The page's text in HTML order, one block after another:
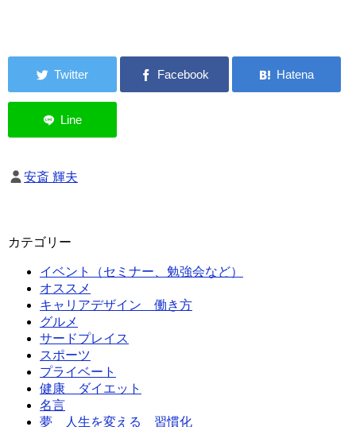
安斎 輝夫
カテゴリー
イベント（セミナー、勉強会など）
オススメ
キャリアデザイン 働き方
グルメ
サードプレイス
スポーツ
プライベート
健康 ダイエット
名言
夢 人生を変える 習慣化